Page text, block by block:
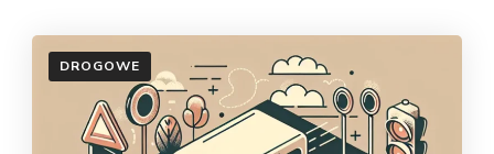
DROGOWE